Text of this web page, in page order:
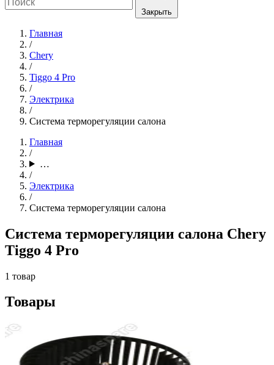
Закрыть
Главная
/
Chery
/
Tiggo 4 Pro
/
Электрика
/
Система терморегуляции салона
Главная
/
…
/
Электрика
/
Система терморегуляции салона
Система терморегуляции салона Chery
Tiggo 4 Pro
1 товар
Товары